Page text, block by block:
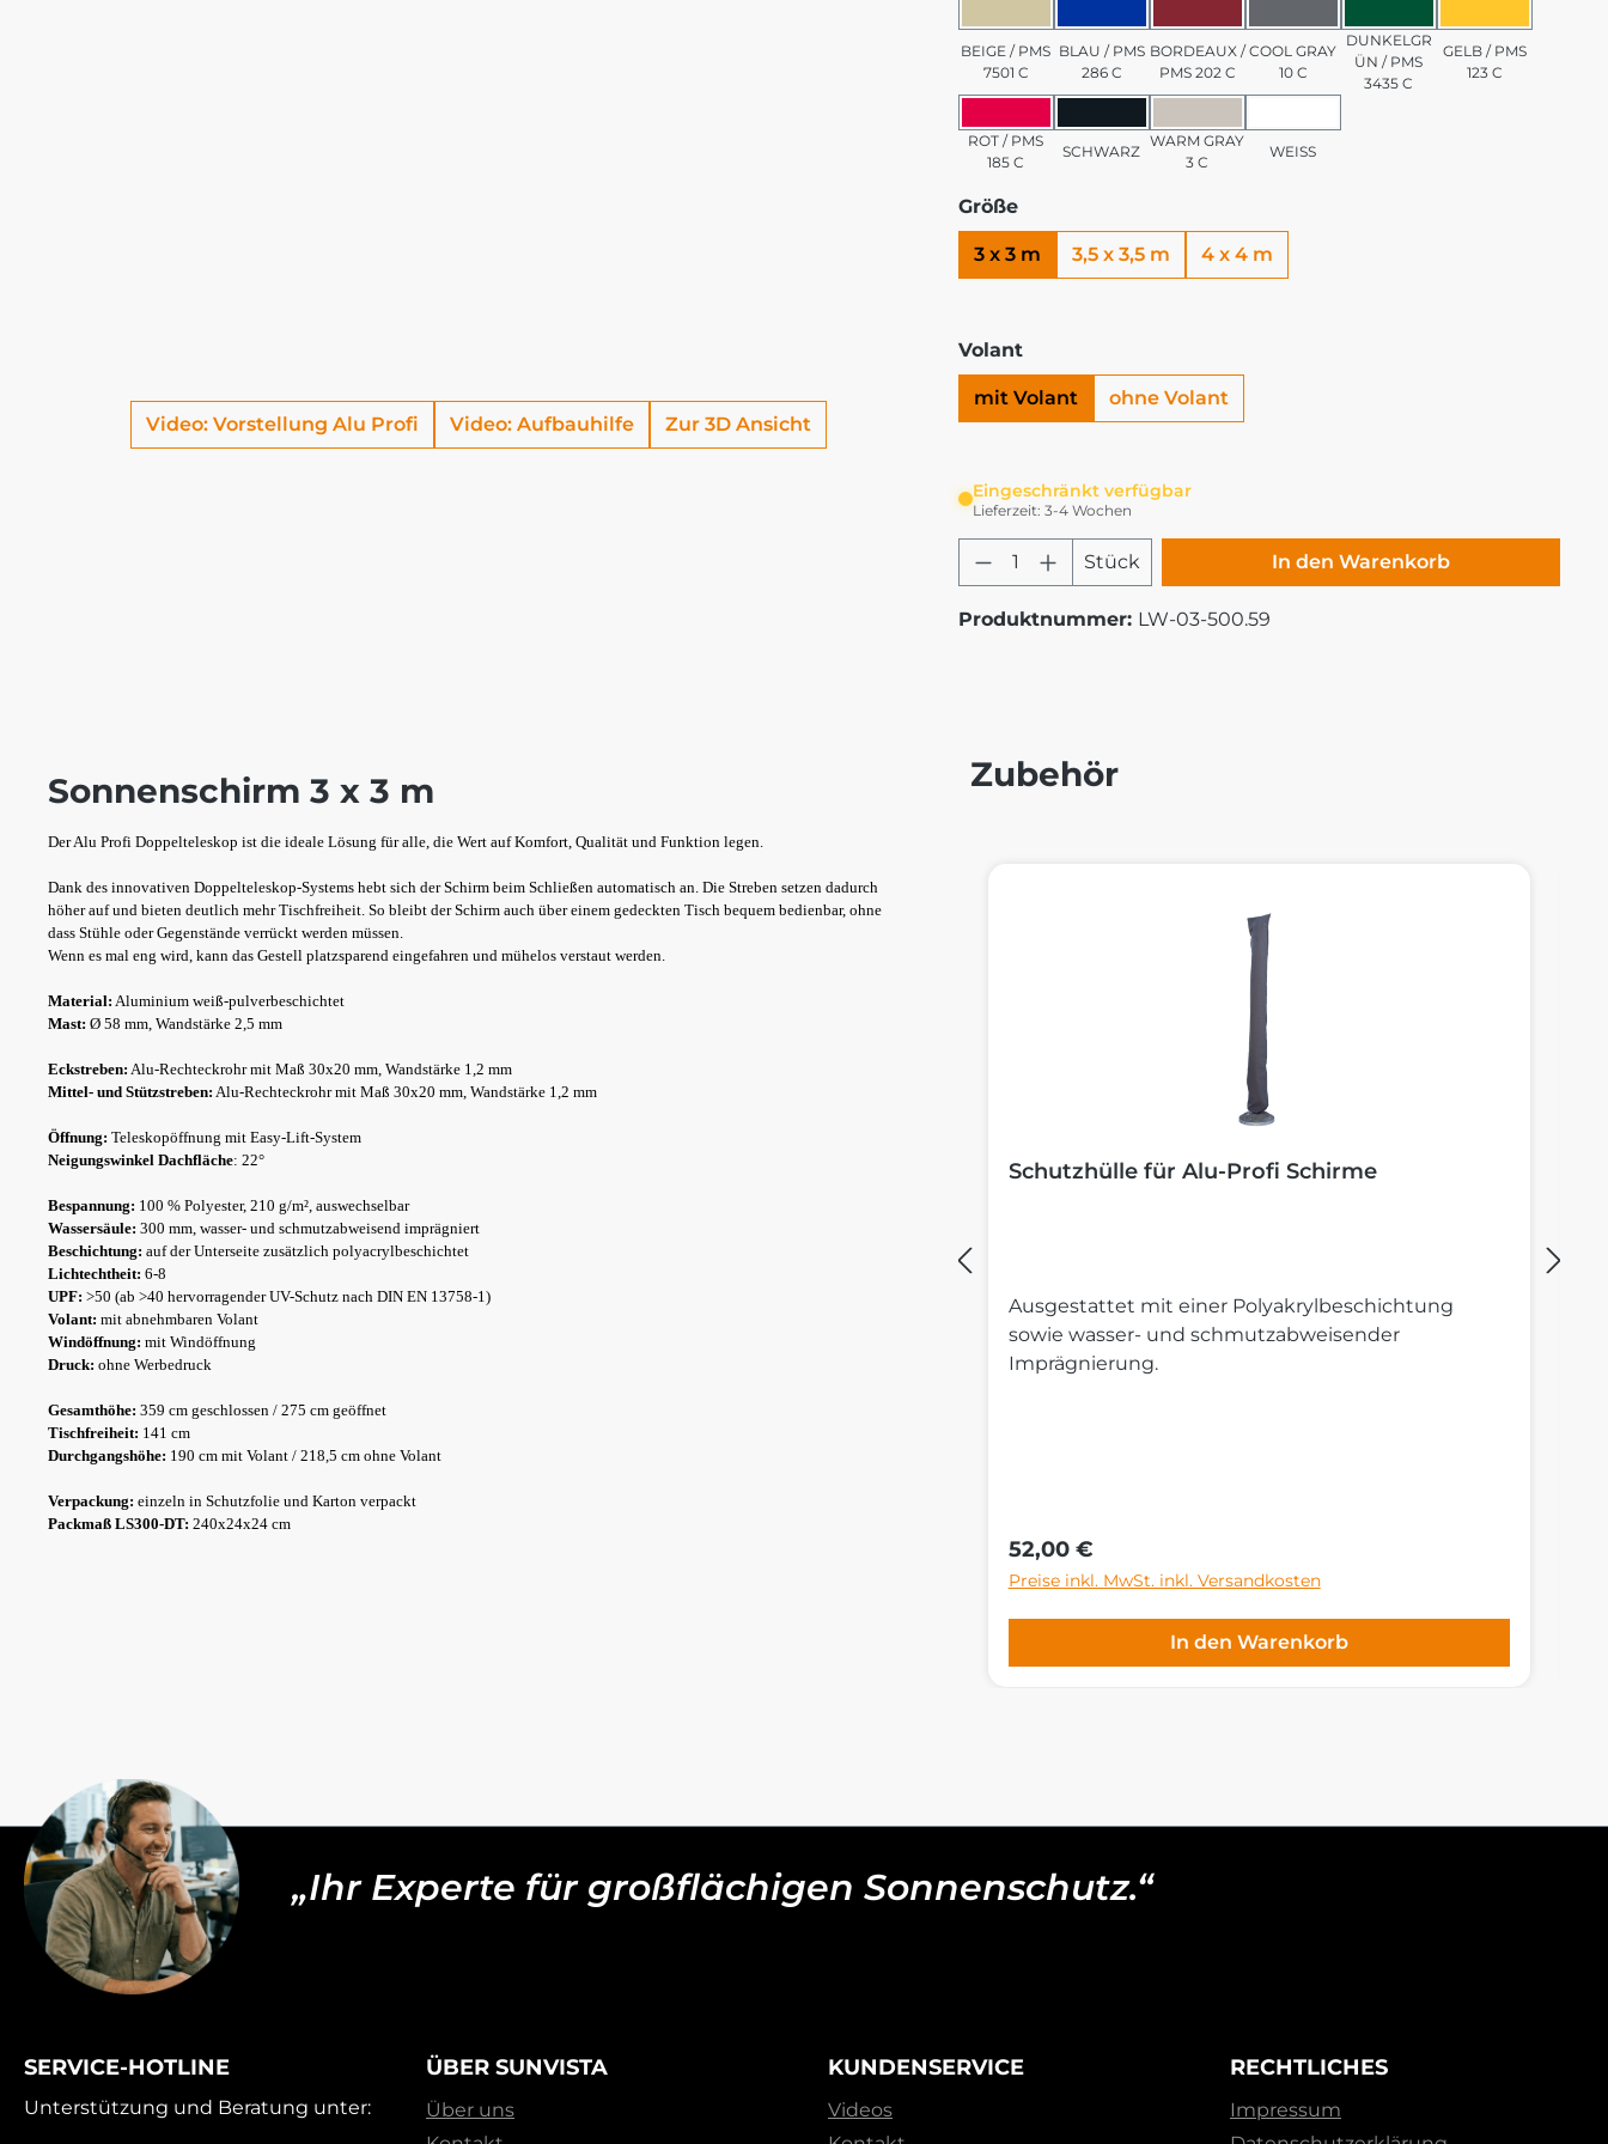
Video: Vorstellung Alu Profi Video: Aufbauhilfe Zur 3D Ansicht
BEIGE / PMS 7501 C
BEIGE / PMS
7501 C
BLAU / PMS 286 C
BLAU / PMS
286 C
BORDEAUX / PMS 202 C
BORDEAUX /
PMS 202 C
COOL GRAY 10 C
COOL GRAY
10 C
DUNKELGRÜN / PMS
DUNKELGR
ÜN / PMS
3435 C
GELB / PMS
GELB / PMS
123 C
ROT / PMS 185 C
ROT / PMS
185 C
SCHWARZ
SCHWARZ
WARM GRAY 3 C
WARM GRAY
3 C
WEISS
WEISS
Größe
3 x 3 m 3,5 x 3,5 m 4 x 4 m
Volant
mit Volant ohne Volant
Eingeschränkt verfügbar
Lieferzeit: 3-4 Wochen
Produkt Anzahl: Gib den gewünschten
Stück In den Warenkorb
Produktnummer: LW-03-500.59
Sonnenschirm 3 x 3 m
Der Alu Profi Doppelteleskop ist die ideale Lösung für alle, die Wert auf Komfort, Qualität und Funktion legen.
Dank des innovativen Doppelteleskop-Systems hebt sich der Schirm beim Schließen automatisch an. Die Streben setzen dadurch
höher auf und bieten deutlich mehr Tischfreiheit. So bleibt der Schirm auch über einem gedeckten Tisch bequem bedienbar, ohne
dass Stühle oder Gegenstände verrückt werden müssen.
Wenn es mal eng wird, kann das Gestell platzsparend eingefahren und mühelos verstaut werden.
Material: Aluminium weiß-pulverbeschichtet
Mast: Ø 58 mm, Wandstärke 2,5 mm
Eckstreben: Alu-Rechteckrohr mit Maß 30x20 mm, Wandstärke 1,2 mm
Mittel- und Stützstreben: Alu-Rechteckrohr mit Maß 30x20 mm, Wandstärke 1,2 mm
Öffnung: Teleskopöffnung mit Easy-Lift-System
Neigungswinkel Dachfläche: 22°
Bespannung: 100 % Polyester, 210 g/m², auswechselbar
Wassersäule: 300 mm, wasser- und schmutzabweisend imprägniert
Beschichtung: auf der Unterseite zusätzlich polyacrylbeschichtet
Lichtechtheit: 6-8
UPF: >50 (ab >40 hervorragender UV-Schutz nach DIN EN 13758-1)
Volant: mit abnehmbaren Volant
Windöffnung: mit Windöffnung
Druck: ohne Werbedruck
Gesamthöhe: 359 cm geschlossen / 275 cm geöffnet
Tischfreiheit: 141 cm
Durchgangshöhe: 190 cm mit Volant / 218,5 cm ohne Volant
Verpackung: einzeln in Schutzfolie und Karton verpackt
Packmaß LS300-DT: 240x24x24 cm
Zubehör
Schutzhülle für Alu-Profi Schirme
Ausgestattet mit einer Polyakrylbeschichtung
sowie wasser- und schmutzabweisender
Imprägnierung.
Regulärer Preis:
52,00 €
Preise inkl. MwSt. inkl. Versandkosten
In den Warenkorb
„Ihr Experte für großflächigen Sonnenschutz.“
SERVICE-HOTLINE
Unterstützung und Beratung unter:
ÜBER SUNVISTA
Über uns
KUNDENSERVICE
Videos
RECHTLICHES
Impressum